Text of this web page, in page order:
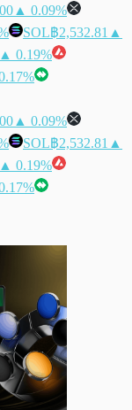
▲ 0.09%
SOL฿2,532.81 ▲
▲ 0.19%
▲ 0.09%
SOL฿2,532.81 ▲
▲ 0.19%